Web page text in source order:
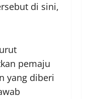
di sini,
pemaju
yang diberi